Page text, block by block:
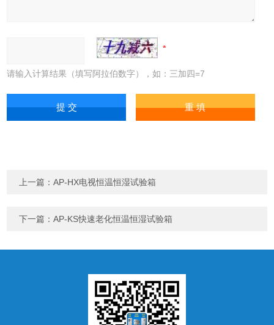
请输入计算结果（填写阿拉伯数字），如：三加四=7
上一篇：AP-HX电视恒温恒湿试验箱
下一篇：AP-KS快速老化恒温恒湿试验箱